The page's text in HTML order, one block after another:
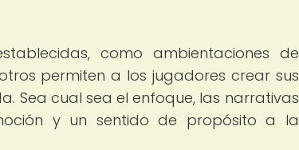
como ambientaciones de
permiten a los jugadores crear sus
Sea cual sea el enfoque, las narrativas
y un sentido de propósito a la